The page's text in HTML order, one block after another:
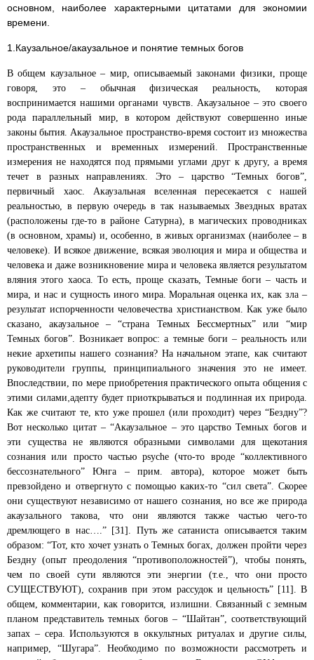
основном, наиболее характерными цитатами для экономии
времени.
1.Каузальное/акаузальное и понятие темных богов
В общем каузальное – мир, описываемый законами физики, проще
говоря, это – обычная физическая реальность, которая
воспринимается нашими органами чувств. Акаузальное – это своего
рода параллельный мир, в котором действуют совершенно иные
законы бытия. Акаузальное пространство-время состоит из множества
пространственных и временных измерений. Пространственные
измерения не находятся под прямыми углами друг к другу, а время
течет в разных направлениях. Это – царство “Темных богов”,
первичный хаос. Акаузальная вселенная пересекается с нашей
реальностью, в первую очередь в так называемых Звездных вратах
(расположены где-то в районе Сатурна), в магических проводниках
(в основном, храмы) и, особенно, в живых организмах (наиболее – в
человеке). И всякое движение, всякая эволюция и мира и общества и
человека и даже возникновение мира и человека является результатом
вляния этого хаоса. То есть, проще сказать, Темные боги – часть и
мира, и нас и сущность иного мира. Моральная оценка их, как зла –
результат испорченности человечества христианством. Как уже было
сказано, акаузальное – “страна Темных Бессмертных” или “мир
Темных богов”. Возникает вопрос: а темные боги – реальность или
некие архетипы нашего сознания? На начальном этапе, как считают
руководители группы, принципиального значения это не имеет.
Впоследствии, по мере приобретения практического опыта общения с
этими силами адепту будет приоткрываться и подлинная их природа.
Как же считают те, кто уже прошел (или проходит) через “Бездну”?
Вот несколько цитат – “Акаузальное – это царство Темных богов и
эти существа не являются образными символами для щекотания
сознания или просто частью psyche (что-то вроде “коллективного
бессознательного” Юнга – прим. автора), которое может быть
превзойдено и отвергнуто с помощью каких-то “сил света”. Скорее
они существуют независимо от нашего сознания, но все же природа
акаузального такова,
что они являются также частью чего-то
дремлющего в нас….” [31]. Путь же сатаниста описывается таким
образом: “Тот, кто хочет узнать о Темных богах, должен пройти через
Бездну (опыт преодоления “противоположностей”), чтобы понять,
чем по своей сути являются эти энергии (т.е., что они просто
СУЩЕСТВУЮТ), сохранив при этом рассудок и цельность” [11]. В
общем, комментарии, как говорится, излишни. Связанный с земным
планом представитель темных богов – “Шайтан”, соответствующий
запах – сера. Используются в оккультных ритуалах и другие силы,
например, “Шугара”. Необходимо по возможности рассмотреть и